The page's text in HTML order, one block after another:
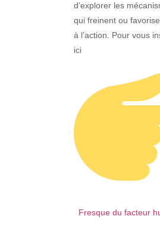
d’explorer les
qui freinent ou
à l’action. Pour vous
ici
Fresque du facteur